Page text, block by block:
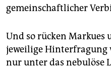
gemeinschaftlicher
Und so rücken Markues
jeweilige Hinterfragung
nur unter das nebulöse